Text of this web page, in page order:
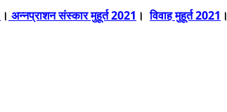
। अन्नप्राशन संस्कार मुहूर्त 2021 ।विवाह मुहूर्त 2021 ।